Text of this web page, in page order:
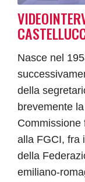
Nasce nel
della
brevemente
Commissione
alla FGCI, fra
della
emiliano-